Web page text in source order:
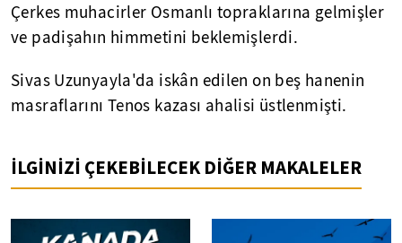
Çerkes muhacirler Osmanlı topraklarına gelmişler
ve padişahın himmetini beklemişlerdi.
Sivas Uzunyayla'da iskân edilen on beş hanenin
masraflarını Tenos kazası ahalisi üstlenmişti.
İLGİNİZİ ÇEKEBİLECEK DİĞER MAKALELER